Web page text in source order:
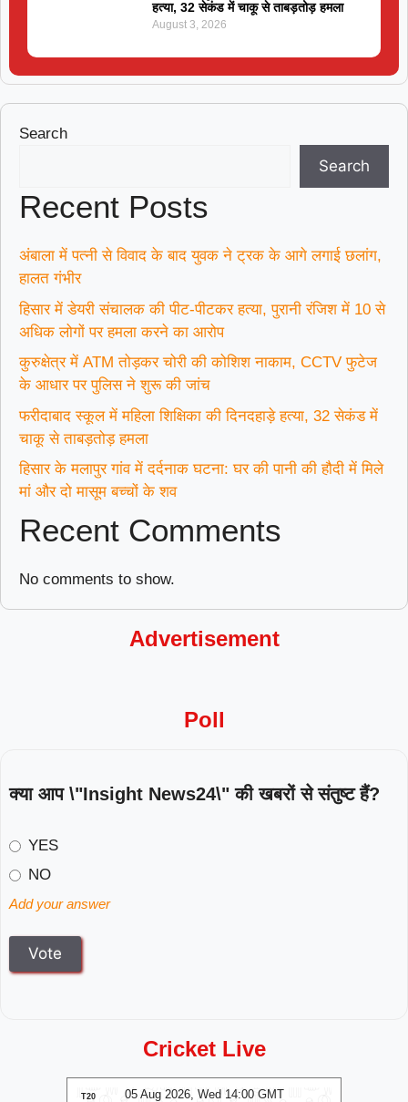
हत्या, 32 सेकंड में चाकू से ताबड़तोड़ हमला
August 3, 2026
Search
Search
Recent Posts
अंबाला में पत्नी से विवाद के बाद युवक ने ट्रक के आगे लगाई छलांग,
हालत गंभीर
हिसार में डेयरी संचालक की पीट-पीटकर हत्या, पुरानी रंजिश में 10 से
अधिक लोगों पर हमला करने का आरोप
कुरुक्षेत्र में ATM तोड़कर चोरी की कोशिश नाकाम, CCTV फुटेज
के आधार पर पुलिस ने शुरू की जांच
फरीदाबाद स्कूल में महिला शिक्षिका की दिनदहाड़े हत्या, 32 सेकंड में
चाकू से ताबड़तोड़ हमला
हिसार के मलापुर गांव में दर्दनाक घटना: घर की पानी की हौदी में मिले
मां और दो मासूम बच्चों के शव
Recent Comments
No comments to show.
Advertisement
Poll
क्या आप \"Insight News24\" की खबरों से संतुष्ट हैं?
YES
NO
Add your answer
Cricket Live
05 Aug 2026, Wed 14:00 GMT
T20